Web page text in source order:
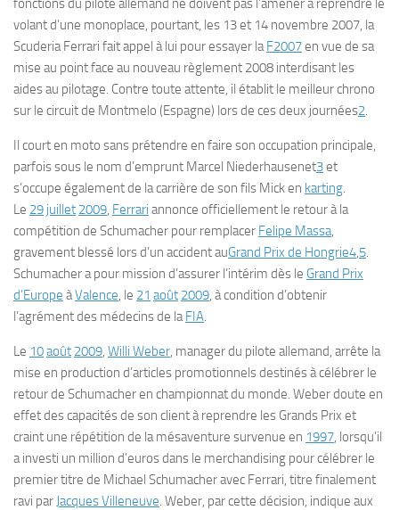
fonctions du pilote allemand ne doivent pas l’amener à reprendre le
volant d’une monoplace, pourtant, les 13 et 14 novembre 2007, la
Scuderia Ferrari fait appel à lui pour essayer laF2007en vue de sa
mise au point face au nouveau règlement 2008 interdisant les
aides au pilotage. Contre toute attente, il établit le meilleur chrono
sur le circuit de Montmelo (Espagne) lors de ces deux journées2.
Il court en moto sans prétendre en faire son occupation principale,
parfois sous le nom d’emprunt Marcel Niederhausenet3et
s’occupe également de la carrière de son fils Mick en karting.
Le 29 juillet 2009, Ferrari annonce officiellement le retour à la
compétition de Schumacher pour remplacer Felipe Massa,
gravement blessé lors d’un accident auGrand Prix de Hongrie4,5.
Schumacher a pour mission d’assurer l’intérim dès le Grand Prix
d’Europe àValence, le 21 août 2009, à condition d’obtenir
l’agrément des médecins de laFIA.
Le 10août 2009, Willi Weber, manager du pilote allemand, arrête la
mise en production d’articles promotionnels destinés à célébrer le
retour de Schumacher en championnat du monde. Weber doute en
effet des capacités de son client à reprendre les Grands Prix et
craint une répétition de la mésaventure survenue en 1997, lorsqu’il
a investi un million d’euros dans le merchandising pour célébrer le
premier titre de Michael Schumacher avec Ferrari, titre finalement
ravi par Jacques Villeneuve. Weber, par cette décision, indique aux